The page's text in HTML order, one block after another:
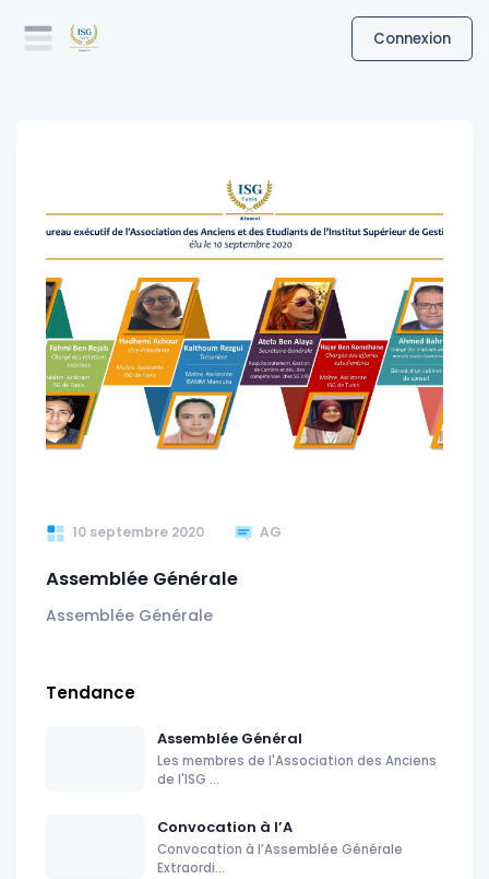
Connexion
10 septembre 2020 AG
Assemblée Générale
Assemblée Générale
Tendance
Assemblée Général
Les membres de l'Association des Anciens
de l'ISG ...
Convocation à l’A
Convocation à l’Assemblée Générale
Extraordi...